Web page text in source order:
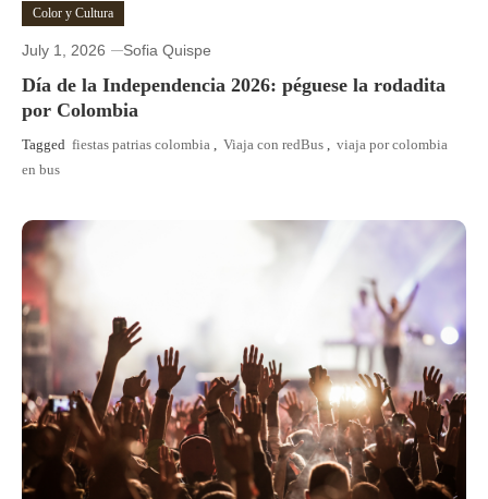
Color y Cultura
July 1, 2026 Sofia Quispe
Día de la Independencia 2026: péguese la rodadita
por Colombia
Tagged fiestas patrias colombia Viaja con redBus
viaja por colombia
en bus